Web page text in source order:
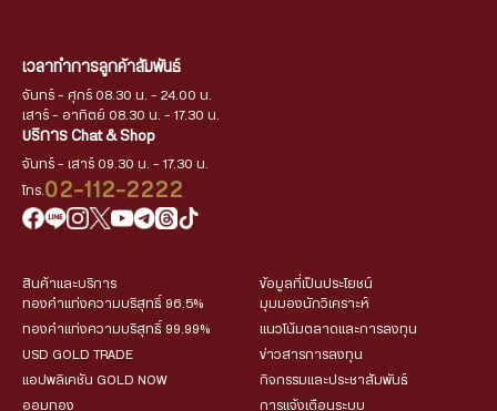
เวลาทำการลูกค้าสัมพันธ์
จันทร์ - ศุกร์ 08.30 น. - 24.00 น.
เสาร์ - อาทิตย์ 08.30 น. - 17.30 น.
บริการ Chat & Shop
จันทร์ - เสาร์ 09.30 น. - 17.30 น.
โทร. 02-112-2222
สินค้าและบริการ
ทองคำแท่งความบริสุทธิ์ 96.5%
ทองคำแท่งความบริสุทธิ์ 99.99%
USD GOLD TRADE
แอปพลิเคชัน GOLD NOW
ออมทอง
ข้อมูลที่เป็นประโยชน์
มุมมองนักวิเคราะห์
แนวโน้มตลาดและการลงทุน
ข่าวสารการลงทุน
กิจกรรมและประชาสัมพันธ์
การแจ้งเตือนระบบ